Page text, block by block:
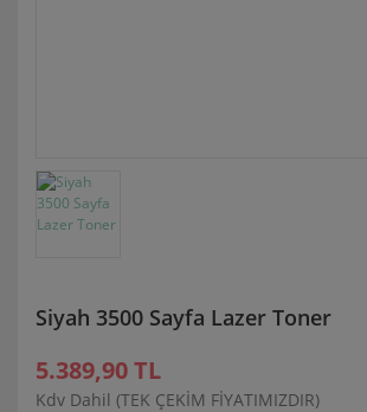
Siyah 3500 Sayfa Lazer Toner
5.389,90 TL
Kdv Dahil (TEK ÇEKİM FİYATIMIZDIR)